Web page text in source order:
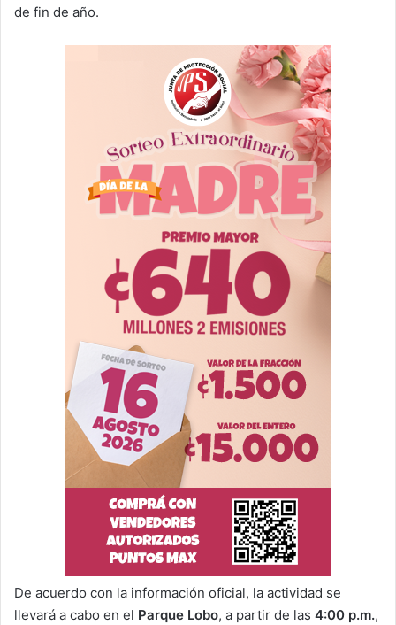
de fin de año.
De acuerdo con la información oficial, la actividad se
llevará a cabo en el Parque Lobo, a partir de las 4:00 p.m.,